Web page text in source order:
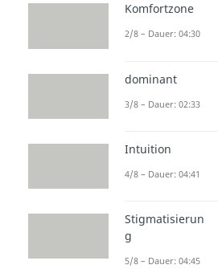
7. Protagonist —
Extraversion (E)
Fühlen (F) +
→ leidenschaftlich
→ vorbildlich
Protagonisten
authentische
Ausstrahlung.
ihren Visionen
Leidenschaft
Komfortzone
2/8 – Dauer: 04:30
dominant
3/8 – Dauer: 02:33
Intuition
4/8 – Dauer: 04:41
Stigmatisierun
g
5/8 – Dauer: 04:45